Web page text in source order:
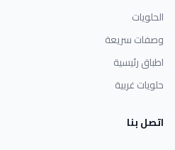
الحلويات
وصفات سريعة
اطباق رئيسية
حلويات غربية
اتصل بنا